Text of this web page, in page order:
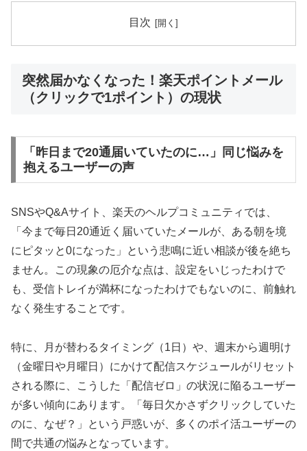
目次
突然届かなくなった！楽天ポイントメール
（クリックで1ポイント）の現状
「昨日まで20通届いていたのに…」同じ悩みを
抱えるユーザーの声
SNSやQ&Aサイト、楽天のヘルプコミュニティでは、
「今まで毎日20通近く届いていたメールが、ある朝を境
にピタッと0になった」という悲鳴に近い相談が後を絶ち
ません。この現象の厄介な点は、設定をいじったわけで
も、受信トレイが満杯になったわけでもないのに、前触れ
なく発生することです。
特に、月が替わるタイミング（1日）や、週末から週明け
（金曜日や月曜日）にかけて配信スケジュールがリセット
される際に、こうした「配信ゼロ」の状況に陥るユーザー
が多い傾向にあります。「毎日欠かさずクリックしていた
のに、なぜ？」という戸惑いが、多くのポイ活ユーザーの
間で共通の悩みとなっています。